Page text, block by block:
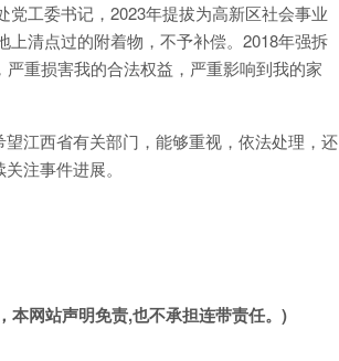
工委书记，2023年提拔为高新区社会事业
上清点过的附着物，不予补偿。2018年强拆
重损害我的合法权益，严重影响到我的家
江西省有关部门，能够重视，依法处理，还
注事件进展。
本网站声明免责,也不承担连带责任。)